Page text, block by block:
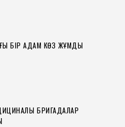
БІР АДАМ КӨЗ ЖҰМДЫ
БРИГАДАЛАР